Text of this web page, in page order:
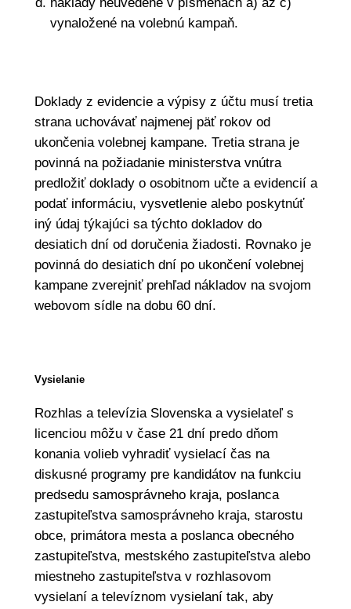
vynaložené na volebnú kampaň.
Doklady z evidencie a výpisy z účtu musí tretia
strana uchovávať najmenej päť rokov od
ukončenia volebnej kampane. Tretia strana je
povinná na požiadanie ministerstva vnútra
predložiť doklady o osobitnom učte a evidencií a
podať informáciu, vysvetlenie alebo poskytnúť
iný údaj týkajúci sa týchto dokladov do
desiatich dní od doručenia žiadosti. Rovnako je
povinná do desiatich dní po ukončení volebnej
kampane zverejniť prehľad nákladov na svojom
webovom sídle na dobu 60 dní.
Vysielanie
Rozhlas a televízia Slovenska a vysielateľ s
licenciou môžu v čase 21 dní predo dňom
konania volieb vyhradiť vysielací čas na
diskusné programy pre kandidátov na funkciu
predsedu samosprávneho kraja, poslanca
zastupiteľstva samosprávneho kraja, starostu
obce, primátora mesta a poslanca obecného
zastupiteľstva, mestského zastupiteľstva alebo
miestneho zastupiteľstva v rozhlasovom
vysielaní a televíznom vysielaní tak, aby